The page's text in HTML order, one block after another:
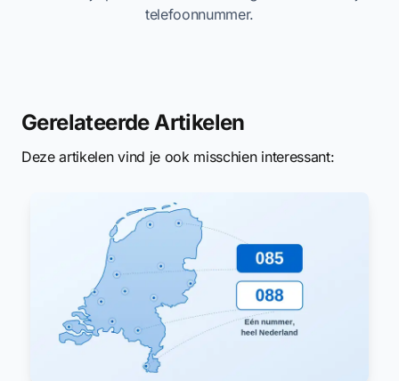
telefoonnummer.
Gerelateerde Artikelen
Deze artikelen vind je ook misschien interessant: